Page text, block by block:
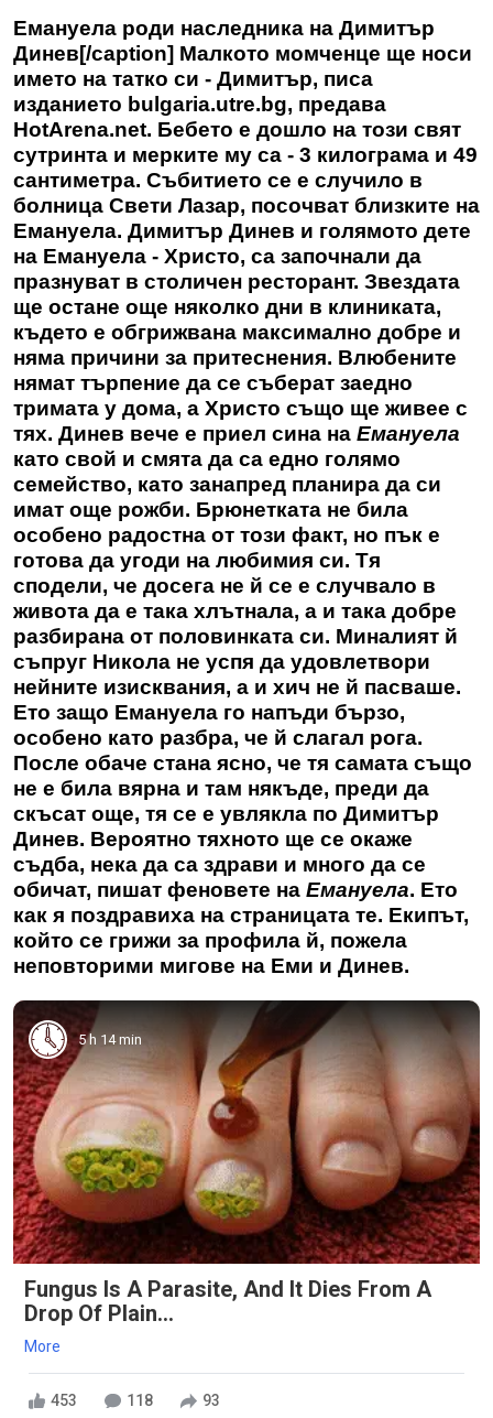
Емануела роди наследника на Димитър
Динев[/caption] Малкото момченце ще носи
името на татко си - Димитър, писа
изданието bulgaria.utre.bg, предава
HotArena.net. Бебето е дошло на този свят
сутринта и мерките му са - 3 килограма и 49
сантиметра. Събитието се е случило в
болница Свети Лазар, посочват близките на
Емануела. Димитър Динев и голямото дете
на Емануела - Христо, са започнали да
празнуват в столичен ресторант. Звездата
ще остане още няколко дни в клиниката,
където е обгрижвана максимално добре и
няма причини за притеснения. Влюбените
нямат търпение да се съберат заедно
тримата у дома, а Христо също ще живее с
тях. Динев вече е приел сина на Емануела
като свой и смята да са едно голямо
семейство, като занапред планира да си
имат още рожби. Брюнетката не била
особено радостна от този факт, но пък е
готова да угоди на любимия си. Тя
сподели, че досега не й се е случвало в
живота да е така хлътнала, а и така добре
разбирана от половинката си. Миналият й
съпруг Никола не успя да удовлетвори
нейните изисквания, а и хич не й пасваше.
Ето защо Емануела го напъди бързо,
особено като разбра, че й слагал рога.
После обаче стана ясно, че тя самата също
не е била вярна и там някъде, преди да
скъсат още, тя се е увлякла по Димитър
Динев. Вероятно тяхното ще се окаже
съдба, нека да са здрави и много да се
обичат, пишат феновете на Емануела. Ето
как я поздравиха на страницата те. Екипът,
който се грижи за профила й, пожела
неповторими мигове на Еми и Динев.
5 h 14 min
Fungus Is A Parasite, And It Dies From A
Drop Of Plain...
More
453 118 93